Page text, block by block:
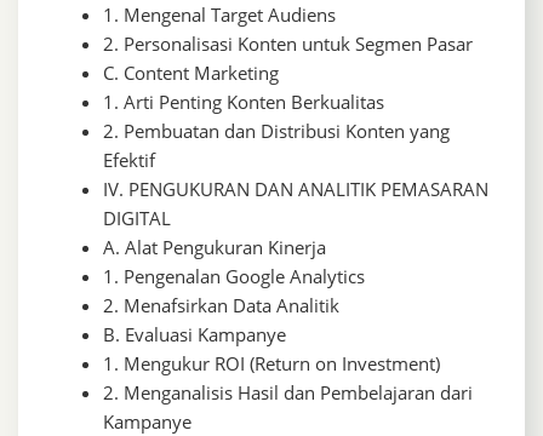
1. Mengenal Target Audiens
2. Personalisasi Konten untuk Segmen Pasar
C. Content Marketing
1. Arti Penting Konten Berkualitas
2. Pembuatan dan Distribusi Konten yang
Efektif
IV. PENGUKURAN DAN ANALITIK PEMASARAN
DIGITAL
A. Alat Pengukuran Kinerja
1. Pengenalan Google Analytics
2. Menafsirkan Data Analitik
B. Evaluasi Kampanye
1. Mengukur ROI (Return on Investment)
2. Menganalisis Hasil dan Pembelajaran dari
Kampanye